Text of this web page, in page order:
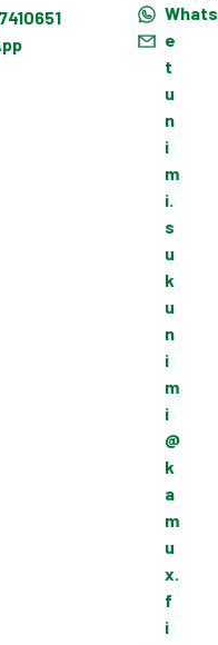
e
t
u
n
i
m
i.
s
u
k
u
n
i
m
i
@
k
a
m
u
x.
f
i